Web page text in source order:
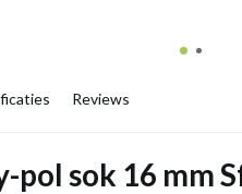
Reviews
sok 16 mm